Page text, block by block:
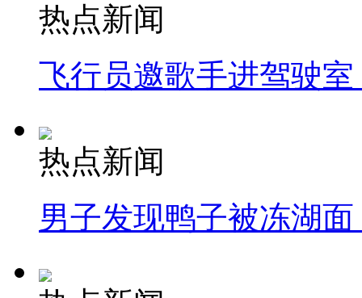
热点新闻
飞行员邀歌手进驾驶
热点新闻
男子发现鸭子被冻湖